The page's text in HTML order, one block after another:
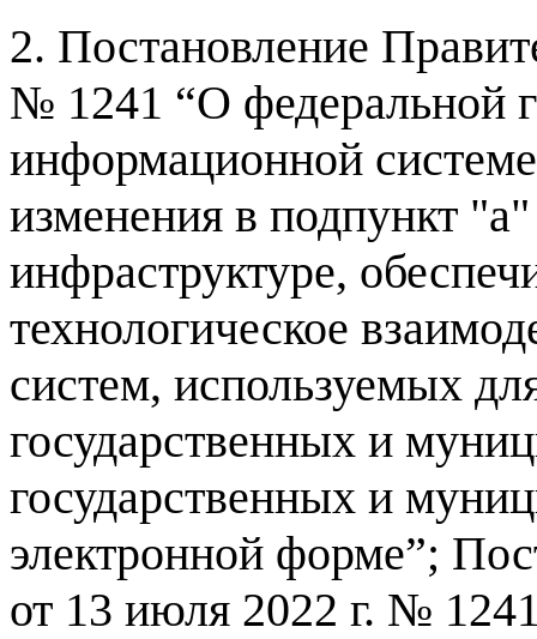
2. Постановление
№ 1241 “О федеральной
информационной
изменения в подпункт
инфраструктуре,
технологическое
систем, используемых
государственных и
государственных и
электронной форме”;
от 13 июля 2022 г. №